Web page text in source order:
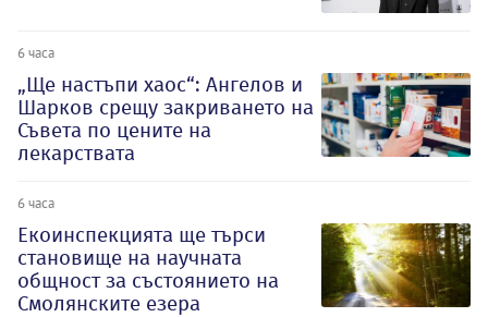
6 часа
„Ще настъпи хаос“: Ангелов и
Шарков срещу закриването на
Съвета по цените на
лекарствата
6 часа
Екоинспекцията ще търси
становище на научната
общност за състоянието на
Смолянските езера